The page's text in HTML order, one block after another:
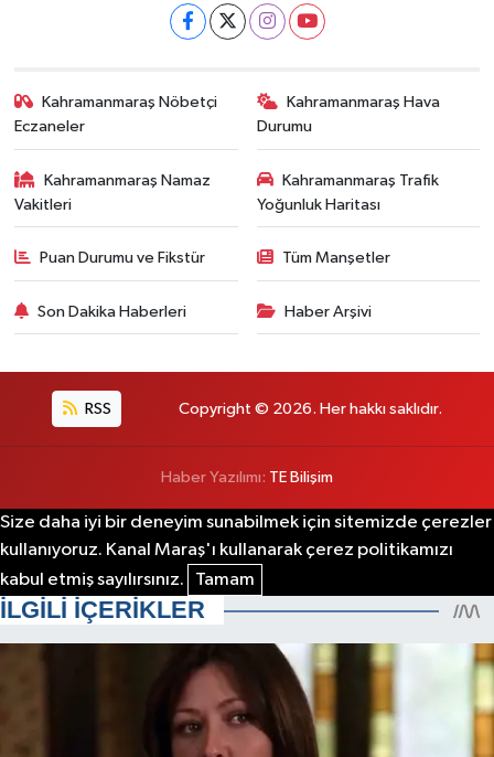
Kahramanmaraş Nöbetçi
Eczaneler
Kahramanmaraş Hava
Durumu
Kahramanmaraş Namaz
Vakitleri
Kahramanmaraş Trafik
Yoğunluk Haritası
Puan Durumu ve Fikstür Tüm Manşetler
Son Dakika Haberleri Haber Arşivi
RSS Copyright © 2026. Her hakkı saklıdır.
Haber Yazılımı: TE Bilişim
Size daha iyi bir deneyim sunabilmek için sitemizde çerezler
kullanıyoruz. Kanal Maraş'ı kullanarak çerez politikamızı
kabul etmiş sayılırsınız.
Tamam